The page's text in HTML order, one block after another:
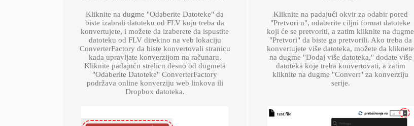
Kliknite na dugme "Odaberite Datoteke" da
biste izabrali datoteku od FLV koju treba da
konvertujete, i možete da izaberete da ispustite
datoteku od FLV direktno na veb lokaciju
ConverterFactory da biste konvertovali stranicu
kada upravljate konverzijom na računaru.
Kliknite padajuću strelicu desno od dugmeta
"Odaberite Datoteke" ConverterFactory
podržava online konverziju web linkova ili
Dropbox datoteka.
Kliknite na padajući okvir za odabir pored
"Pretvori u", odaberite ciljni format datoteke
koji će se pretvoriti, a zatim kliknite na dugme
"Pretvori" da biste ga pretvorili. Ako treba da
konvertujete više datoteka, možete da kliknete
na dugme "Dodaj više datoteka," dodate više
datoteka koje treba konvertovati, a zatim
kliknite na dugme "Convert" za konverziju
serije.